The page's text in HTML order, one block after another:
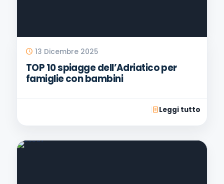
13 Dicembre 2025
TOP 10 spiagge dell’Adriatico per
famiglie con bambini
Leggi tutto